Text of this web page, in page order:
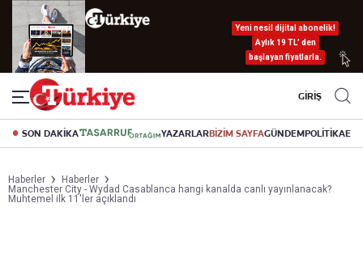
Yeni nesil dijital abonelik!
Aylık 19 TL’ den
başlayan fiyatlarla.
GİRİŞ
SON DAKİKA YAZARLARBİZİM SAYFAGÜNDEMPOLİTİKA
Haberler
Haberler
Manchester City - Wydad Casablanca hangi kanalda canlı yayınlanacak?
Muhtemel ilk 11'ler açıklandı